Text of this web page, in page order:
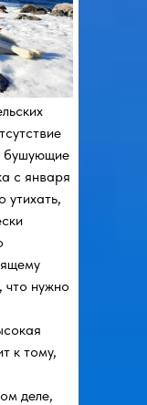
бушующие
с января
утихать,
что нужно
к тому,
деле,